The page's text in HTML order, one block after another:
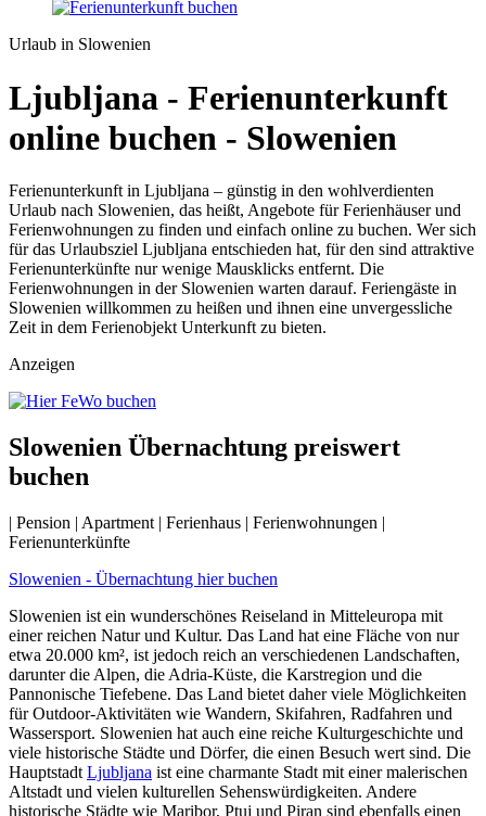
Urlaub in Slowenien
Ljubljana - Ferienunterkunft
online buchen - Slowenien
Ferienunterkunft in Ljubljana – günstig in den wohlverdienten
Urlaub nach Slowenien, das heißt, Angebote für Ferienhäuser und
Ferienwohnungen zu finden und einfach online zu buchen. Wer sich
für das Urlaubsziel Ljubljana entschieden hat, für den sind attraktive
Ferienunterkünfte nur wenige Mausklicks entfernt. Die
Ferienwohnungen in der Slowenien warten darauf. Feriengäste in
Slowenien willkommen zu heißen und ihnen eine unvergessliche
Zeit in dem Ferienobjekt Unterkunft zu bieten.
Anzeigen
Slowenien Übernachtung preiswert
buchen
| Pension | Apartment | Ferienhaus | Ferienwohnungen |
Ferienunterkünfte
Slowenien - Übernachtung hier buchen
Slowenien ist ein wunderschönes Reiseland in Mitteleuropa mit
einer reichen Natur und Kultur. Das Land hat eine Fläche von nur
etwa 20.000 km², ist jedoch reich an verschiedenen Landschaften,
darunter die Alpen, die Adria-Küste, die Karstregion und die
Pannonische Tiefebene. Das Land bietet daher viele Möglichkeiten
für Outdoor-Aktivitäten wie Wandern, Skifahren, Radfahren und
Wassersport. Slowenien hat auch eine reiche Kulturgeschichte und
viele historische Städte und Dörfer, die einen Besuch wert sind. Die
Hauptstadt Ljubljana ist eine charmante Stadt mit einer malerischen
Altstadt und vielen kulturellen Sehenswürdigkeiten. Andere
historische Städte wie Maribor, Ptuj und Piran sind ebenfalls einen